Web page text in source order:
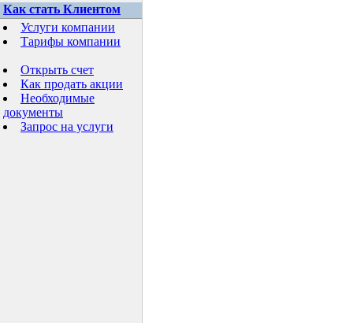
Как стать Клиентом
Услуги компании
Тарифы компании
Открыть счет
Как продать акции
Необходимые
документы
Запрос на услуги